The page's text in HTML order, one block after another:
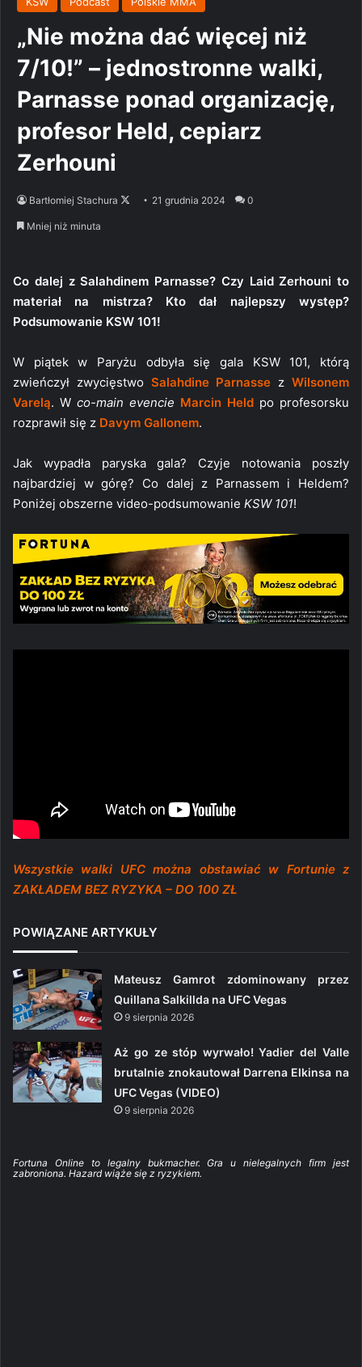
„Nie można dać więcej niż
7/10!” – jednostronne walki,
Parnasse ponad organizację,
profesor Held, cepiarz
Zerhouni
Bartłomiej Stachura
Follow21 grudnia 2024 0
Mniej niż minuta
Co dalej z Salahdinem Parnasse? Czy Laid Zerhouni to
materiał na mistrza? Kto dał najlepszy występ?
Podsumowanie KSW 101!
W piątek w Paryżu odbyła się gala KSW 101, którą
zwieńczył zwycięstwo Salahdine Parnasse zWilsonem
Varelą. W co-main evencie Marcin Held po profesorsku
rozprawił się z Davym Gallonem.
Jak wypadła paryska gala? Czyje notowania poszły
najbardziej w górę? Co dalej z Parnassem i Heldem?
Poniżej obszerne video-podsumowanie KSW 101!
Wszystkie walki UFC można obstawiać w Fortunie z
ZAKŁADEM BEZ RYZYKA – DO 100 ZŁ
POWIĄZANE ARTYKUŁY
Mateusz Gamrot zdominowany przez
Quillana Salkillda na UFC Vegas
9 sierpnia 2026
Aż go ze stóp wyrwało! Yadier del Valle
brutalnie znokautował Darrena Elkinsa na
UFC Vegas (VIDEO)
9 sierpnia 2026
Fortuna Online to legalny bukmacher. Gra u nielegalnych firm jest
zabroniona. Hazard wiąże się z ryzykiem.